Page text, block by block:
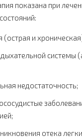
показана при
(острая и
системы
недостаточность;
отека